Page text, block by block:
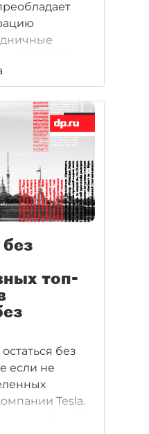
"ДП"
отмечали
топ-
без
если не
Tesla.